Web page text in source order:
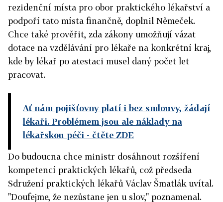
rezidenční místa pro obor praktického lékařství a
podpoří tato místa finančně, doplnil Němeček.
Chce také prověřit, zda zákony umožňují vázat
dotace na vzdělávání pro lékaře na konkrétní kraj,
kde by lékař po atestaci musel daný počet let
pracovat.
Ať nám pojišťovny platí i bez smlouvy, žádají
lékaři. Problémem jsou ale náklady na
lékařskou péči - čtěte ZDE
Do budoucna chce ministr dosáhnout rozšíření
kompetencí praktických lékařů, což předseda
Sdružení praktických lékařů Václav Šmatlák uvítal.
"Doufejme, že nezůstane jen u slov," poznamenal.